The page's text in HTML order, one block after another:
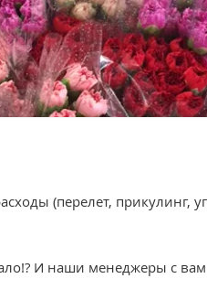
(перелет, прикулинг,
И наши менеджеры с